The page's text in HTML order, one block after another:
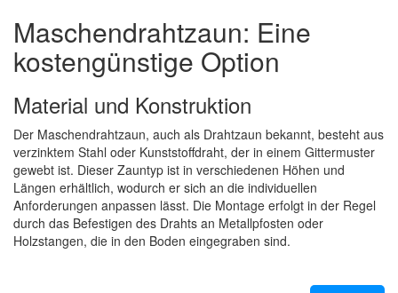
Maschendrahtzaun: Eine
kostengünstige Option
Material und Konstruktion
Der Maschendrahtzaun, auch als Drahtzaun bekannt, besteht aus
verzinktem Stahl oder Kunststoffdraht, der in einem Gittermuster
gewebt ist. Dieser Zauntyp ist in verschiedenen Höhen und
Längen erhältlich, wodurch er sich an die individuellen
Anforderungen anpassen lässt. Die Montage erfolgt in der Regel
durch das Befestigen des Drahts an Metallpfosten oder
Holzstangen, die in den Boden eingegraben sind.